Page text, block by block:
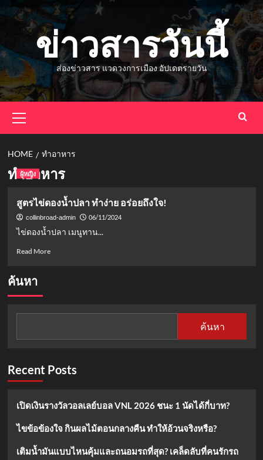
Skip
ข่าวสารวันนี้
ส่องข่าวสาร แวดวงการเมือง อัปเดตรายวัน
Menu
HOME ทำอาหาร
ทำอาหาร
ผู้หญิง
สูตรไข่ดองน้ำปลา ทำง่าย อร่อยถึงใจ!
collinbroad-admin 06/11/2024
ไข่ดองน้ำปลา เมนูทาน...
Read MoreRead
น้ำปลา
ง่าย
ค้นหา
ค้นหา
Recent Posts
เปิดเงินรางวัลวอลเลย์บอล VNL 2026 ชนะ 1 นัดได้กี่บาท?
ไขข้อข้องใจ กินผลไม้ตอนกลางคืน ทำให้อ้วนจริงหรือ?
เติมน้ำมันแบบไหนคุ้มและถนอมรถที่สุด? เคล็ดลับที่คนรักรถ